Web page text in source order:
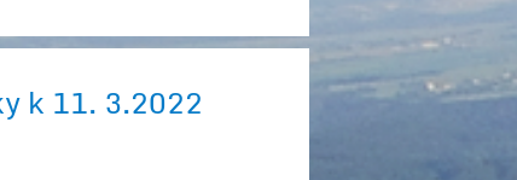
k 11. 3.2022